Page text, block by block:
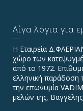
Λίγα λόγια για
Η Εταιρεία
χώρο των
από το 1972.
ελληνική παράδοση
την επωνυμία
μελών της,